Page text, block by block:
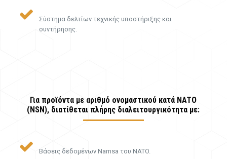
Σύστημα δελτίων τεχνικής υποστήριξης και
συντήρησης.
Για προϊόντα με αριθμό ονομαστικού κατά NATO
(NSN), διατίθεται πλήρης διαλειτουργικότητα με:
Bάσεις δεδομένων Namsa του NATO.